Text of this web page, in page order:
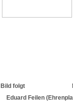
Bild folgt Markus
Eduard Feilen